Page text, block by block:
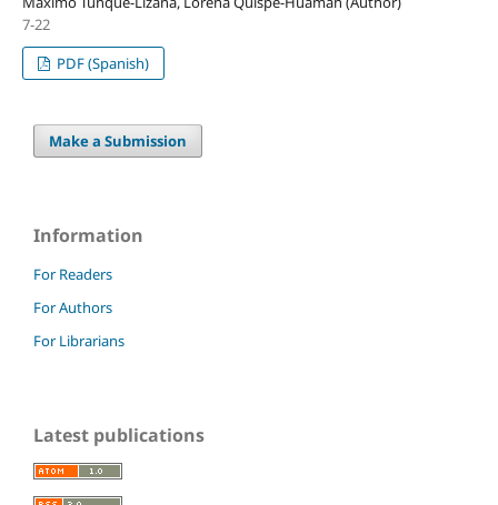
7-22
PDF (Spanish)
Make a Submission
Information
For Readers
For Authors
For Librarians
Latest publications